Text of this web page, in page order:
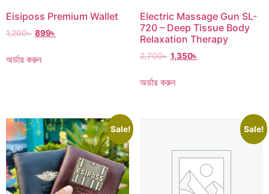
Eisiposs Premium Wallet
1,200৳ 899৳
অর্ডার করুন
Electric Massage Gun SL-
720 – Deep Tissue Body
Relaxation Therapy
2,700৳ 1,350৳
অর্ডার করুন
Sale! Sale!